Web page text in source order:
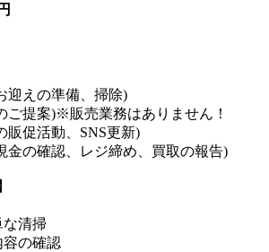
迎えの準備、掃除)
ご提案)※販売業務はありません！
販促活動、SNS更新)
金の確認、レジ締め、買取の報告)
清掃
の確認